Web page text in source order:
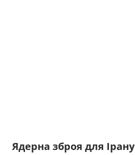
Ядерна зброя для Ірану